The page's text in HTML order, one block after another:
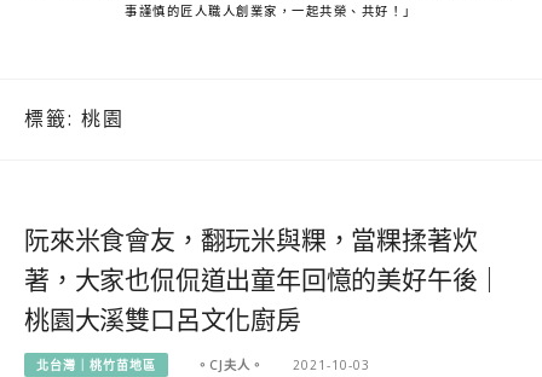
事謹慎的匠人職人創業家，一起共榮、共好！」
標籤: 桃園
阮來米食會友，翻玩米與粿，當粿揉著炊
著，大家也侃侃道出童年回憶的美好午後｜
桃園大溪雙口呂文化廚房
北台灣｜桃竹苗地區 。CJ夫人。 2021-10-03